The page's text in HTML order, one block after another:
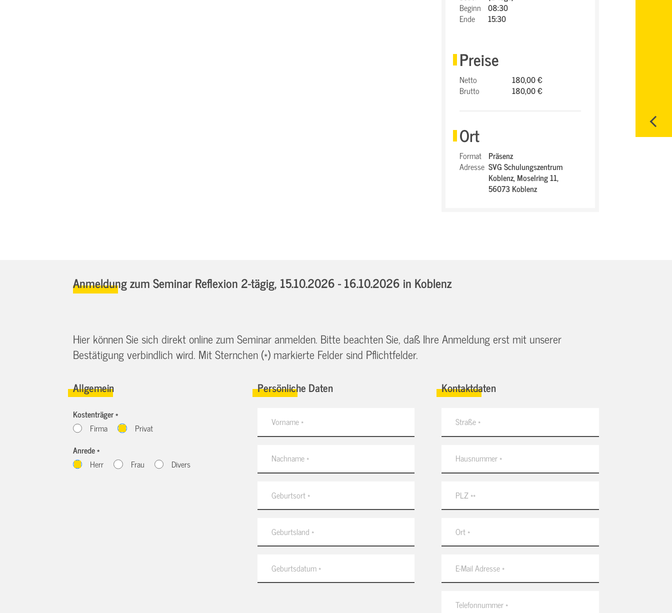
Beginn 08:30
Ende
15:30
Preise
Netto
180,00 €
Brutto
180,00 €
Ort
Format Präsenz
Adresse SVG Schulungszentrum
Koblenz,Moselring 11,
56073 Koblenz
Anmeldung zum Seminar Reflexion 2-tägig, 15.10.2026 - 16.10.2026 in Koblenz
Hier können Sie sich direkt online zum Seminar anmelden. Bitte beachten Sie, daß Ihre Anmeldung erst mit unserer
Bestätigung verbindlich wird. Mit Sternchen (*) markierte Felder sind Pflichtfelder.
Allgemein
Kostenträger *
Firma
Privat
Anrede *
Herr
Frau Divers
Persönliche Daten Kontaktdaten